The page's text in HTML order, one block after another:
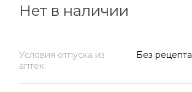
Нет в наличии
Условия отпуска из
аптек:
Без рецепта